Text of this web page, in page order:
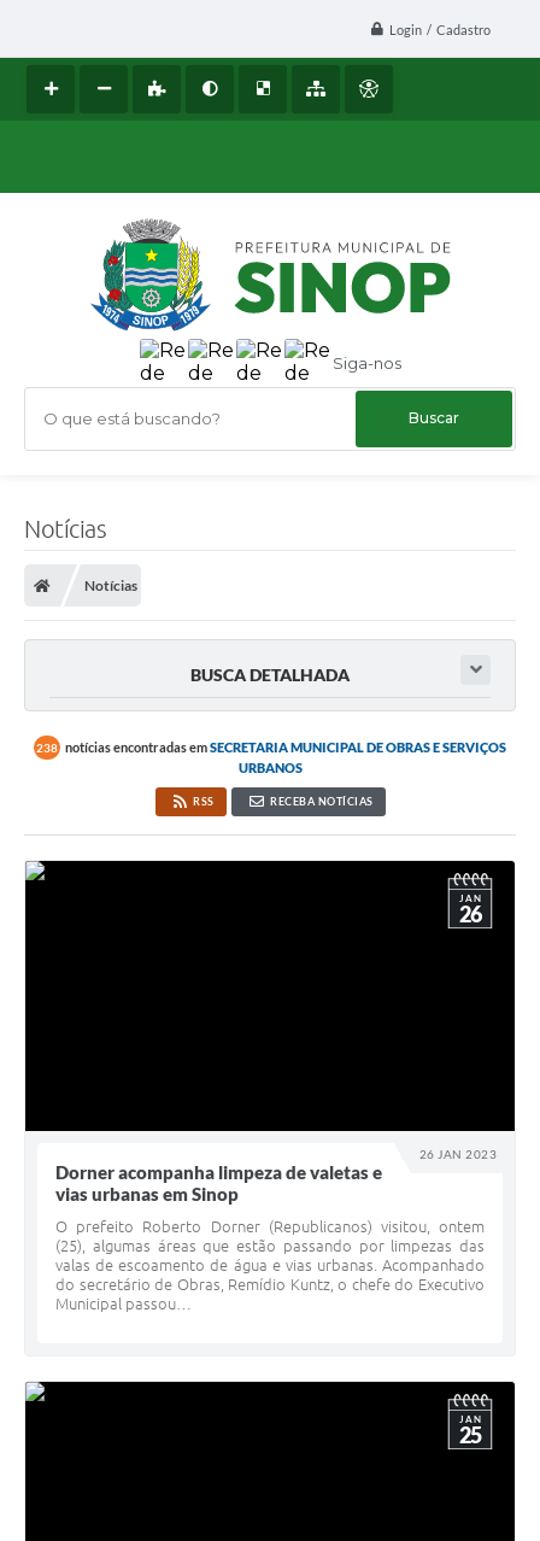
Login / Cadastro
Siga-nos
O que está buscando?
Notícias
Notícias
BUSCA DETALHADA
238 notícias encontradas emSECRETARIA MUNICIPAL DE OBRAS E SERVIÇOS
URBANOS
RSS RECEBA NOTÍCIAS
26 JAN 2023
JAN
26
Dorner acompanha limpeza de valetas e
vias urbanas em Sinop
O prefeito Roberto Dorner (Republicanos) visitou, ontem
(25), algumas áreas que estão passando por limpezas das
valas de escoamento de água e vias urbanas. Acompanhado
do secretário de Obras, Remídio Kuntz, o chefe do Executivo
Municipal passou…
JAN
25